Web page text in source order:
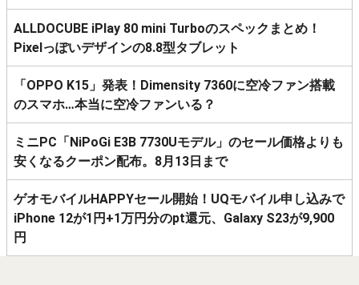
ALLDOCUBE iPlay 80 mini Turboのスペックまとめ！
Pixelっぽいデザインの8.8型タブレット
「OPPO K15」発表！Dimensity 7360に空冷ファン搭載
のスマホ…本当に空冷ファンいる？
ミニPC「NiPoGi E3B 7730Uモデル」のセール価格よりも
安くなるクーポン配布。8月13日まで
ゲオモバイルHAPPYセール開始！UQモバイル申し込みで
iPhone 12が1円+1万円分のpt還元、Galaxy S23が9,900
円